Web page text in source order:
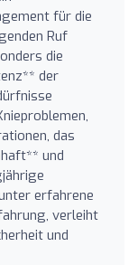
für die
Ruf
die
der
das
und
erfahrene
verleiht
und